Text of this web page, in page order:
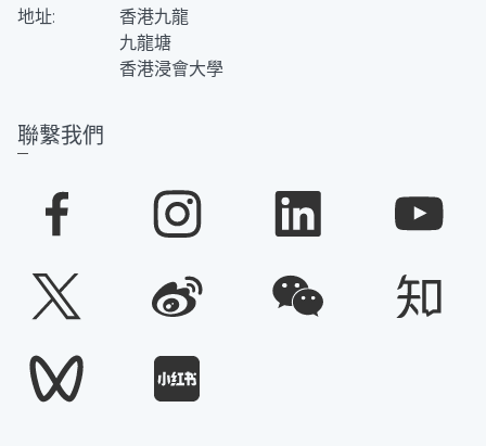
地址:
香港九龍
九龍塘
香港浸會大學
聯繫我們